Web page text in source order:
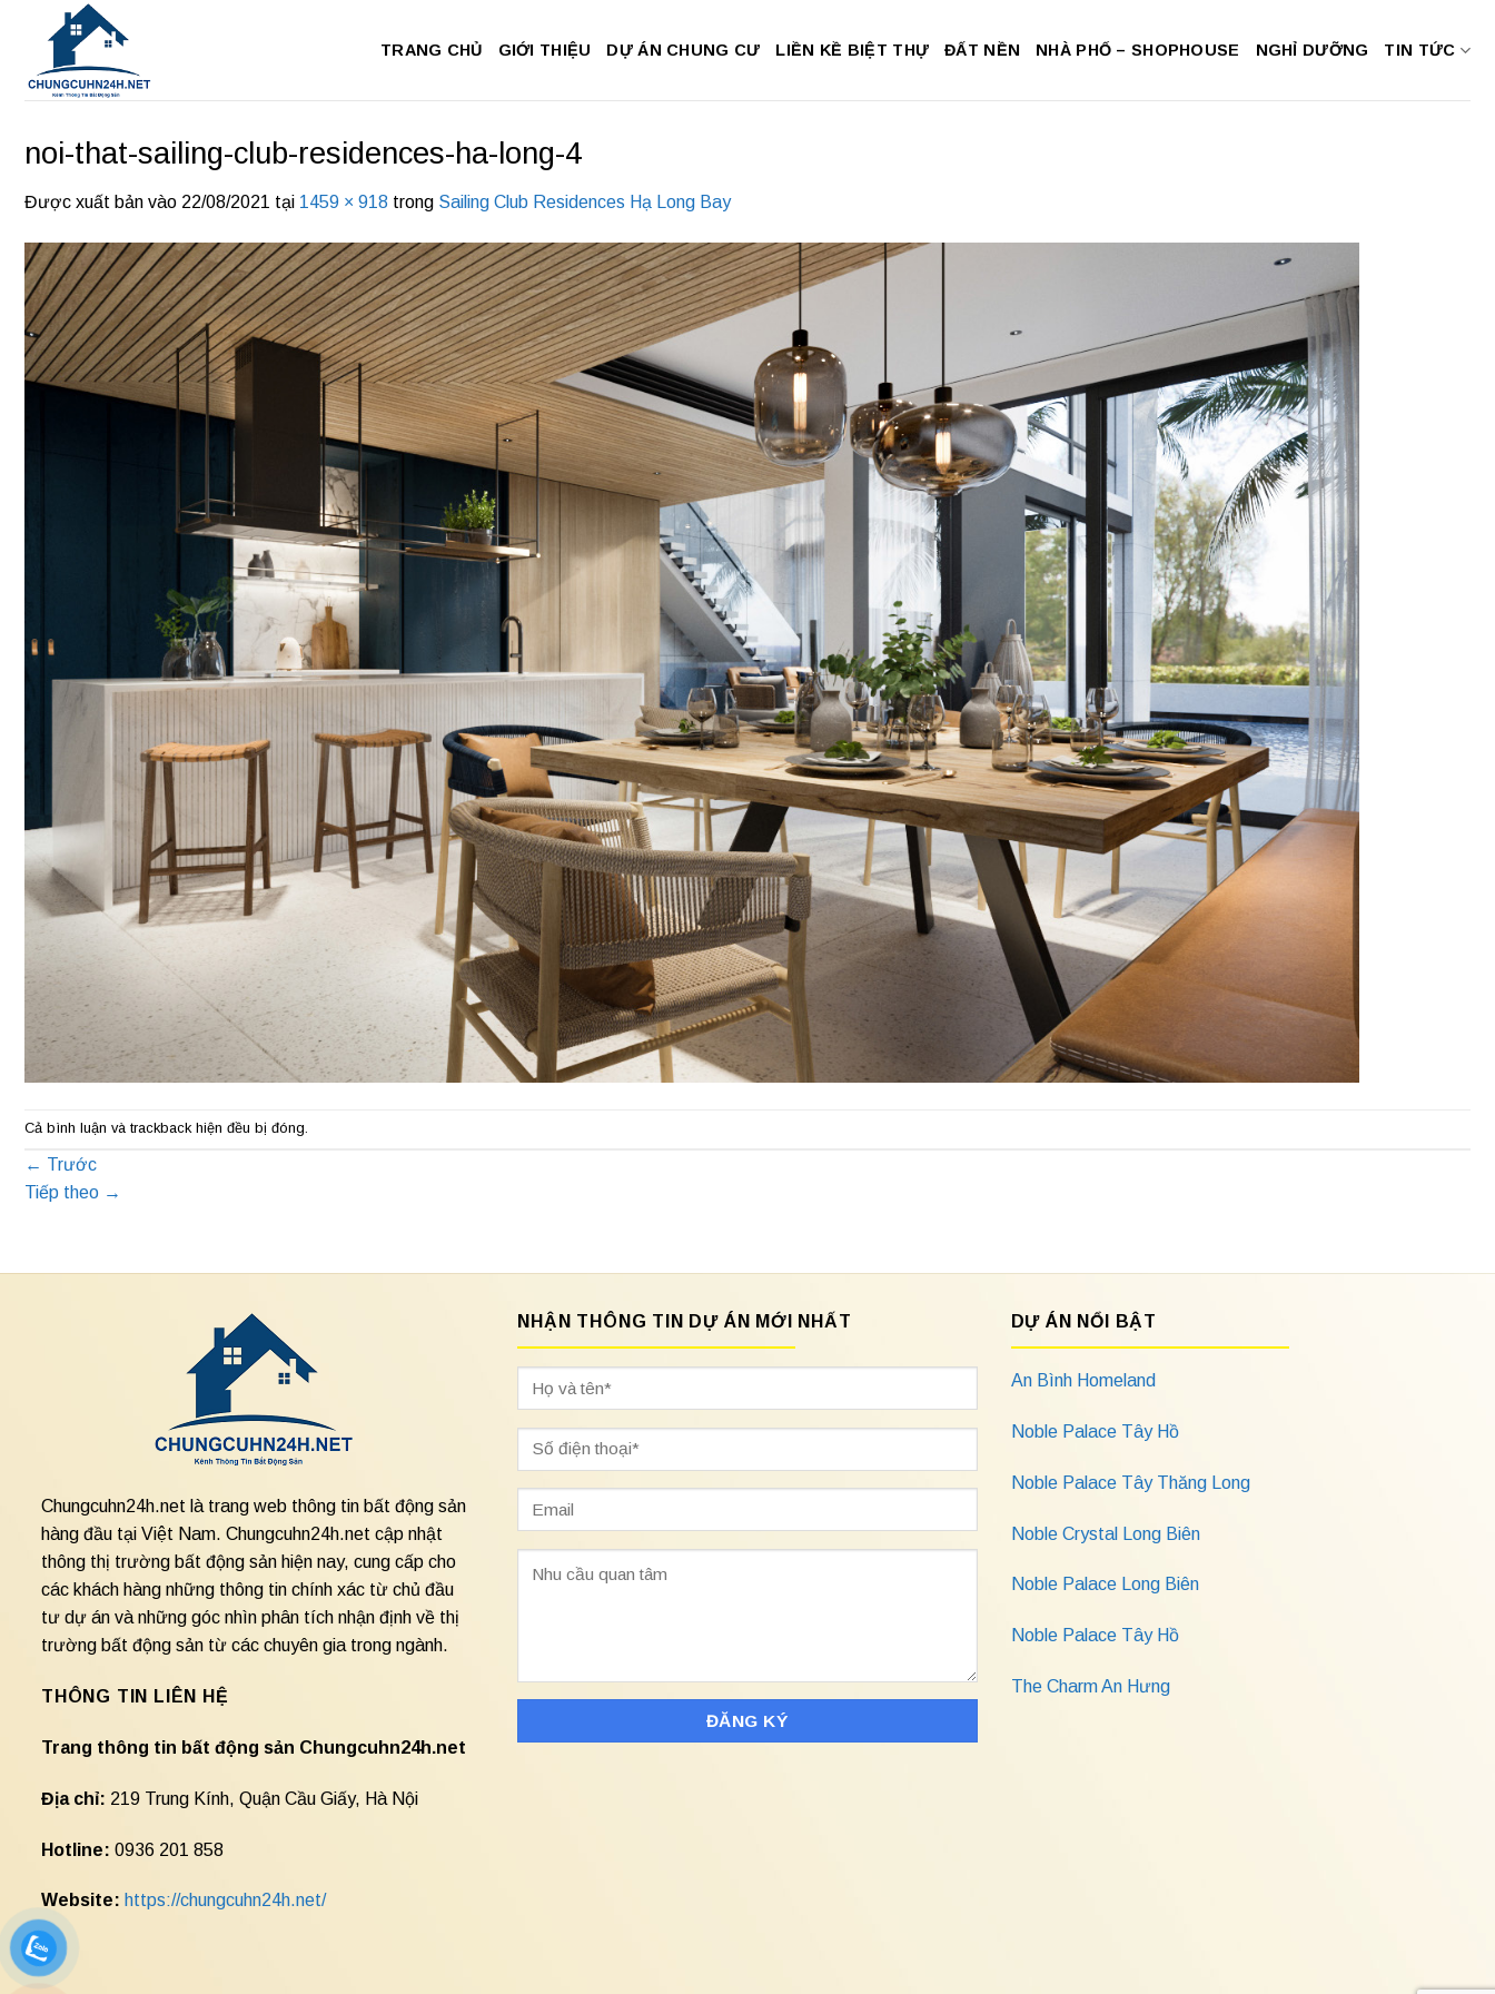
dung
TRANG CHỦ GIỚI THIỆU DỰ ÁN CHUNG CƯ LIỀN KỀ BIỆT THỰ ĐẤT NỀN NHÀ PHỐ – SHOPHOUSE NGHỈ DƯỠNG TIN TỨC
noi-that-sailing-club-residences-ha-long-4
Được xuất bản vào 22/08/2021 tại 1459 × 918 trong Sailing Club Residences Hạ Long Bay
Cả bình luận và trackback hiện đều bị đóng.
← Trước
Tiếp theo →
Chungcuhn24h.net là trang web thông tin bất động sản
hàng đầu tại Việt Nam. Chungcuhn24h.net cập nhật
thông thị trường bất động sản hiện nay, cung cấp cho
các khách hàng những thông tin chính xác từ chủ đầu
tư dự án và những góc nhìn phân tích nhận định về thị
trường bất động sản từ các chuyên gia trong ngành.
THÔNG TIN LIÊN HỆ
Trang thông tin bất động sản Chungcuhn24h.net
Địa chỉ: 219 Trung Kính, Quận Cầu Giấy, Hà Nội
Hotline: 0936 201 858
Website: https://chungcuhn24h.net/
NHẬN THÔNG TIN DỰ ÁN MỚI NHẤT DỰ ÁN NỔI BẬT
An Bình Homeland
Noble Palace Tây Hồ
Noble Palace Tây Thăng Long
Noble Crystal Long Biên
Noble Palace Long Biên
Noble Palace Tây Hồ
The Charm An Hưng